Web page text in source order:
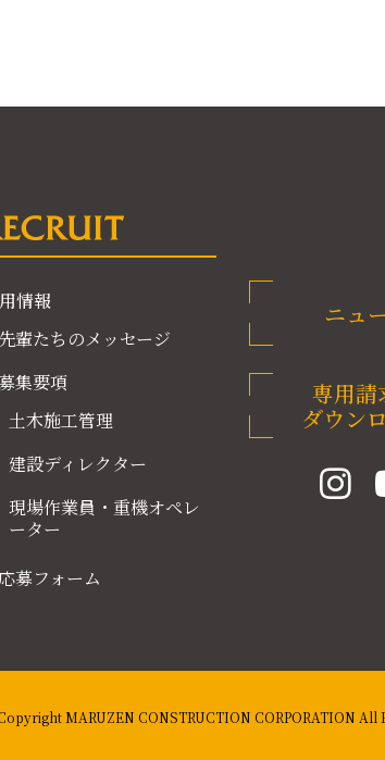
情報
先輩たちのメッセージ
募集要項
土木施工管理
建設ディレクター
現場作業員・重機オペレ
ーター
募フォーム
ニュ
専用請
ダウン
MARUZEN CONSTRUCTION CORPORATION All